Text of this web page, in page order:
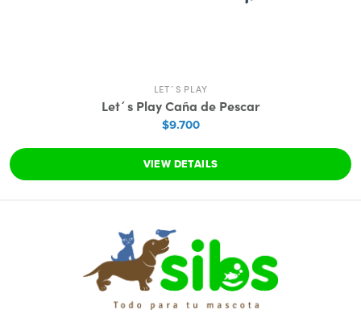
LET´S PLAY
Let´s Play Caña de Pescar
$9.700
VIEW DETAILS